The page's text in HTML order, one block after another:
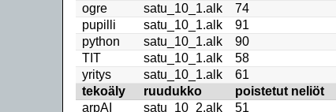
ogre
satu_10_1.alk 74
pupilli
satu_10_1.alk 91
python
satu_10_1.alk 90
TIT
satu_10_1.alk 58
yritys
satu_10_1.alk 61
tekoäly
ruudukko poistetut neliöt
arpAI
satu_10_2.alk 51